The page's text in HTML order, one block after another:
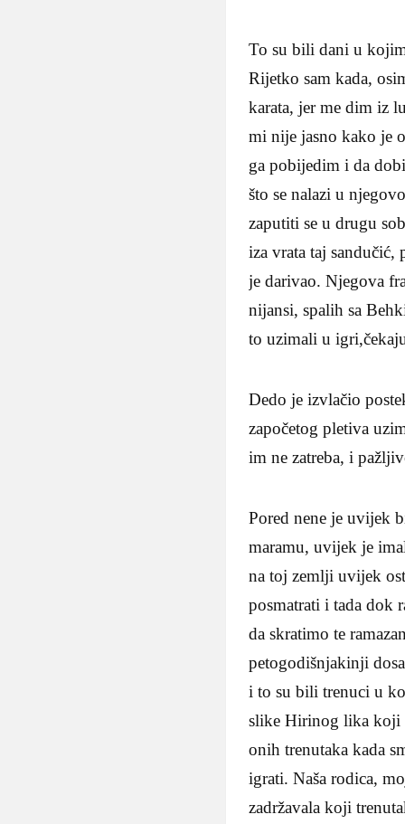
To su bili dani u
Rijetko sam kada,
karata, jer me dim iz
mi nije jasno kako je
ga pobijedim i da
što se nalazi u
zaputiti se u drugu
iza vrata taj
je darivao. Njegova
nijansi, spalih sa
to uzimali u
Dedo je izvlačio
započetog pletiva
im ne zatreba, i
Pored nene je uvijek
maramu, uvijek je
na toj zemlji uvijek
posmatrati i tada dok
da skratimo te
petogodišnjakinji
i to su bili trenuci u
slike Hirinog lika koji
onih trenutaka kada
igrati. Naša rodica,
zadržavala koji